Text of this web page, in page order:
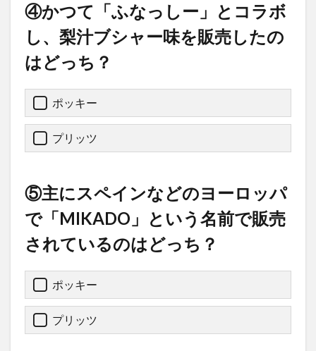
④かつて「ふなっしー」とコラボ
し、梨汁ブシャー味を販売したの
はどっち？
ポッキー
プリッツ
⑤主にスペインなどのヨーロッパ
で「MIKADO」という名前で販売
されているのはどっち？
ポッキー
プリッツ